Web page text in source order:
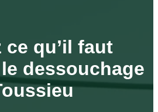
ce qu’il faut
dessouchage